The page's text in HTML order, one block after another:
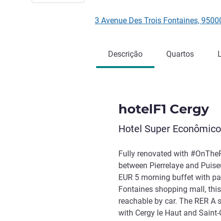
3 Avenue Des Trois Fontaines,
Descrição Quartos
hotelF1 Cergy
Hotel Super Econômico
Fully renovated with
between Pierrelaye and
EUR 5 morning buffet with
Fontaines shopping mall,
reachable by car. The RER
with Cergy le Haut and